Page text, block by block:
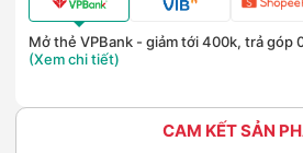
Mở thẻ VPBank - giảm tới 400k, trả góp
(Xem chi tiết)
CAM KẾT SẢN